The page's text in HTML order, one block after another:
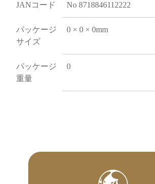
JANコード No 8718846112222
パッケージ
サイズ
0 × 0 × 0mm
パッケージ
重量
0